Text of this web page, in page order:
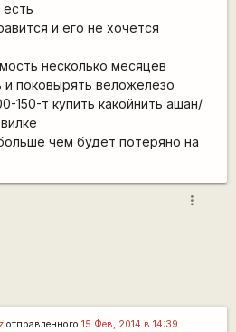
есть
и его не хочется
несколько месяцев
и поковырять веложелезо
150-т купить какойнить ашан/
чем будет потеряно на
more_vert
отправленного 15 Фев, 2014 в 14:39